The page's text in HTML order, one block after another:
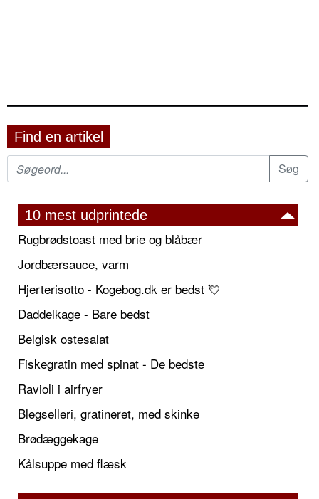
Find en artikel
10 mest udprintede
Rugbrødstoast med brie og blåbær
Jordbærsauce, varm
Hjerterisotto - Kogebog.dk er bedst 💘
Daddelkage - Bare bedst
Belgisk ostesalat
Fiskegratin med spinat - De bedste
Ravioli i airfryer
Blegselleri, gratineret, med skinke
Brødæggekage
Kålsuppe med flæsk